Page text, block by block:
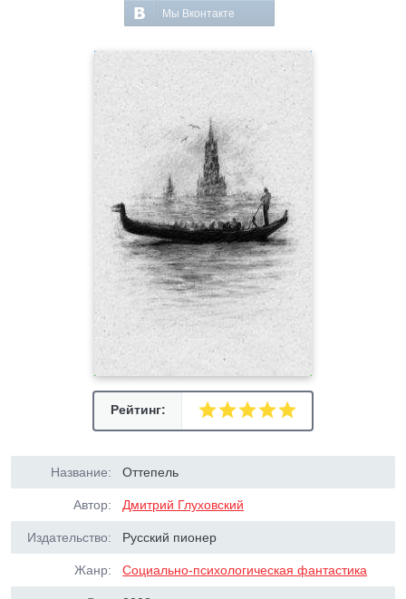
Мы Вконтакте
Рейтинг:
Название: Оттепель
Автор: Дмитрий Глуховский
Издательство: Русский пионер
Жанр: Социально-психологическая фантастика